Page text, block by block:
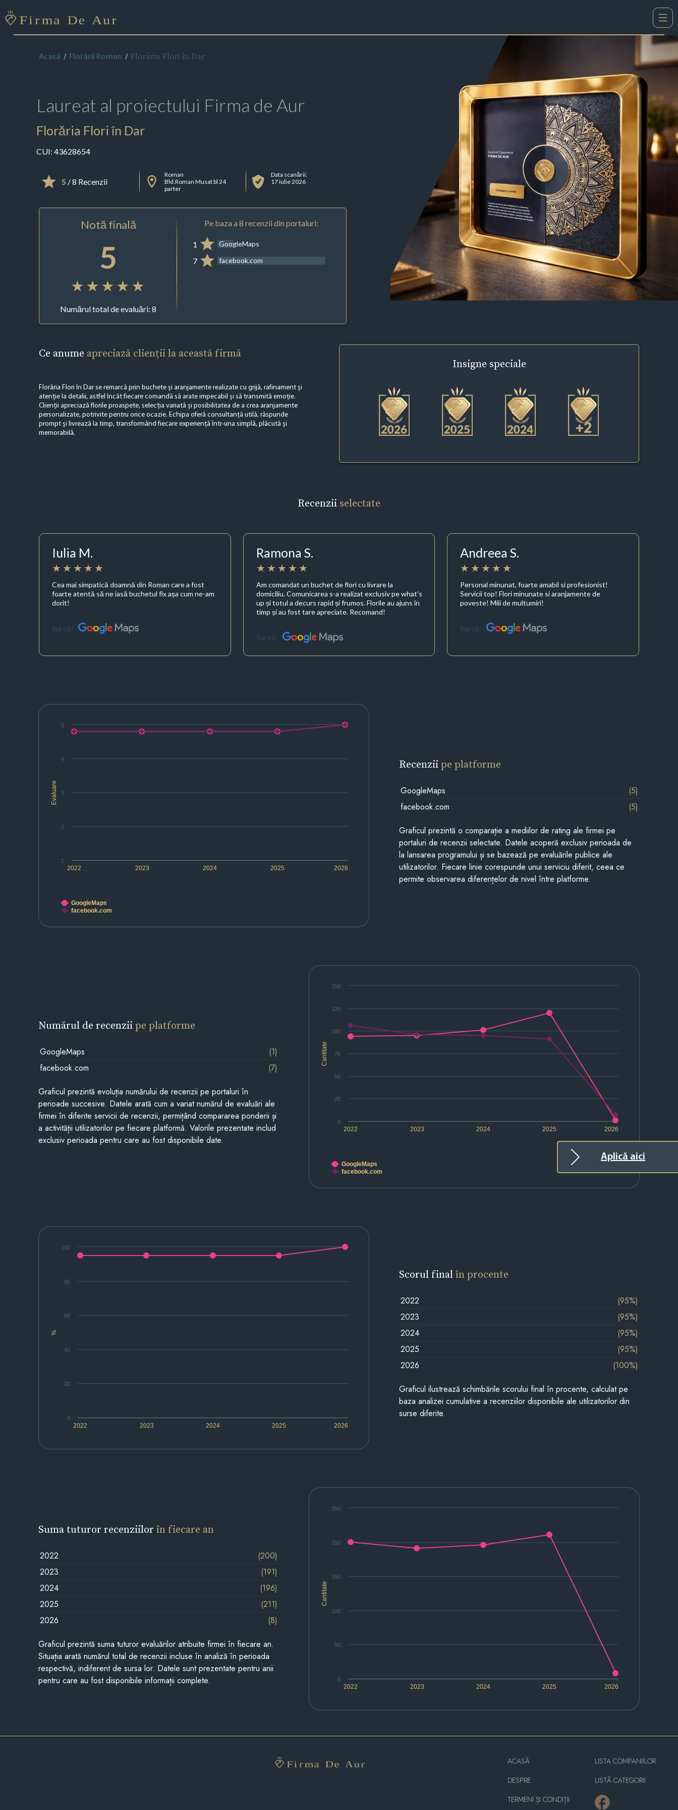
Aplică aici
Acasă Florării Roman Florăria Flori în Dar
Laureat al proiectului Firma de Aur
Florăria Flori în Dar
CUI: 43628654
5 / 8 Recenzii
Roman
Bld.Roman Musat bl 24
parter
Data scanării:
17 iulie 2026
Notă finală
5
Numărul total de evaluări: 8
Pe baza a 8 recenzii din portaluri:
1 GoogleMaps
7 facebook.com
Ce anume apreciază clienții la această firmă
Florăria Flori în Dar se remarcă prin buchete și aranjamente realizate cu grijă, rafinament și
atenție la detalii, astfel încât fiecare comandă să arate impecabil și să transmită emoție.
Clienții apreciază florile proaspete, selecția variată și posibilitatea de a crea aranjamente
personalizate, potrivite pentru orice ocazie. Echipa oferă consultanță utilă, răspunde
prompt și livrează la timp, transformând fiecare experiență într-una simplă, plăcută și
memorabilă.
Insigne speciale
+2
Recenzii selectate
Iulia M.
Cea mai simpatică doamnă din Roman care a fost
foarte atentă să ne iasă buchetul fix așa cum ne-am
dorit!
Sursă:
Ramona S.
Am comandat un buchet de flori cu livrare la
domiciliu. Comunicarea s-a realizat exclusiv pe what’s
up și totul a decurs rapid și frumos. Florile au ajuns în
timp și au fost tare apreciate. Recomand!
Sursă:
Andreea S.
Personal minunat, foarte amabil si profesionist!
Servicii top! Flori minunate si aranjamente de
poveste! Miii de multumiri!
Sursă:
Evaluare
2022 2023 2024 2025 2026
1
2
3
4
5
GoogleMaps
facebook.com
Recenziipe platforme
GoogleMaps
(5)
facebook.com
(5)
Graficul prezintă o comparație a mediilor de rating ale firmei pe
portaluri de recenzii selectate. Datele acoperă exclusiv perioada de
la lansarea programului și se bazează pe evaluările publice ale
utilizatorilor. Fiecare linie corespunde unui serviciu diferit, ceea ce
permite observarea diferențelor de nivel între platforme.
Cantitate
2022 2023 2024 2025 2026
0
25
50
75
100
125
150
GoogleMaps
facebook.com
Numărul de recenziipe platforme
GoogleMaps
(1)
facebook.com
(7)
Graficul prezintă evoluția numărului de recenzii pe portaluri în
perioade succesive. Datele arată cum a variat numărul de evaluări ale
firmei în diferite servicii de recenzii, permițând compararea ponderii și
a activității utilizatorilor pe fiecare platformă. Valorile prezentate includ
exclusiv perioada pentru care au fost disponibile date.
%
2022 2023 2024 2025 2026
0
20
40
60
80
100
Scorul finalîn procente
2022
(95%)
2023
(95%)
2024
(95%)
2025
(95%)
2026
(100%)
Graficul ilustrează schimbările scorului final în procente, calculat pe
baza analizei cumulative a recenziilor disponibile ale utilizatorilor din
surse diferite.
Cantitate
2022 2023 2024 2025 2026
0
50
100
150
200
250
Suma tuturor recenziilorîn fiecare an
2022
(200)
2023
(191)
2024
(196)
2025
(211)
2026
(8)
Graficul prezintă suma tuturor evaluărilor atribuite firmei în fiecare an.
Situația arată numărul total de recenzii incluse în analiză în perioada
respectivă, indiferent de sursa lor. Datele sunt prezentate pentru anii
pentru care au fost disponibile informații complete.
ACASĂ
DESPRE
TERMENI ȘI CONDIȚII
LISTA COMPANIILOR
LISTĂ CATEGORII